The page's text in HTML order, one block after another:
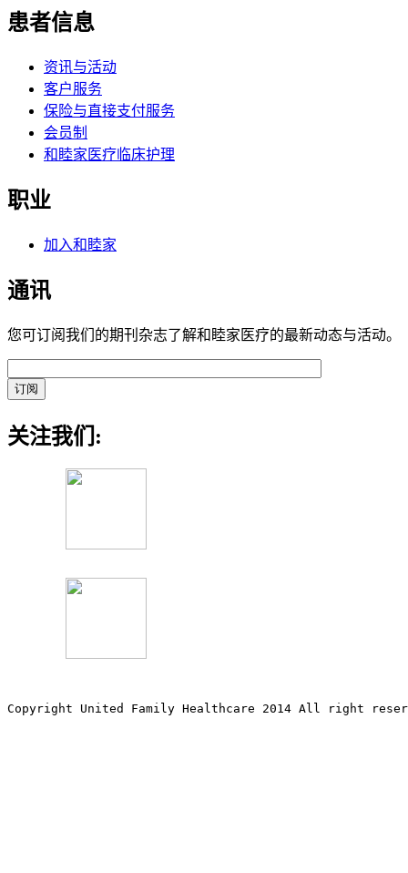
患者信息
资讯与活动
客户服务
保险与直接支付服务
会员制
和睦家医疗临床护理
职业
加入和睦家
通讯
您可订阅我们的期刊杂志了解和睦家医疗的最新动态与活动。
关注我们:
Copyright United Family Healthcare 2014 All right